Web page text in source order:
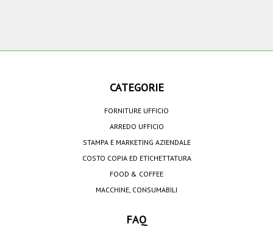
CATEGORIE
FORNITURE UFFICIO
ARREDO UFFICIO
STAMPA E MARKETING AZIENDALE
COSTO COPIA ED ETICHETTATURA
FOOD & COFFEE
MACCHINE, CONSUMABILI
FAQ